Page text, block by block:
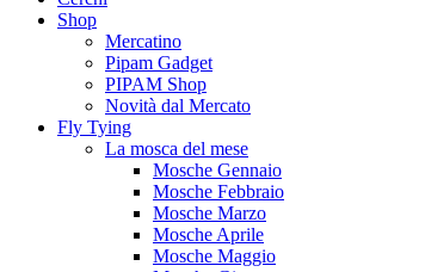
Shop
Mercatino
Pipam Gadget
PIPAM Shop
Novità dal Mercato
Fly Tying
La mosca del mese
Mosche Gennaio
Mosche Febbraio
Mosche Marzo
Mosche Aprile
Mosche Maggio